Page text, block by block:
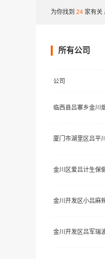
为你找到 24 家有关
所有公司
公司
临西县吕寨乡金川
厦门市湖里区吕平
金川区爱吕计生保
金川开发区小吕麻
金川开发区吕军瑞